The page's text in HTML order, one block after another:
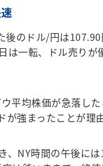
後のドル/円は
は一転、ドル売り
平均株価が急落し
が強まったことが理
、NY時間の午後に